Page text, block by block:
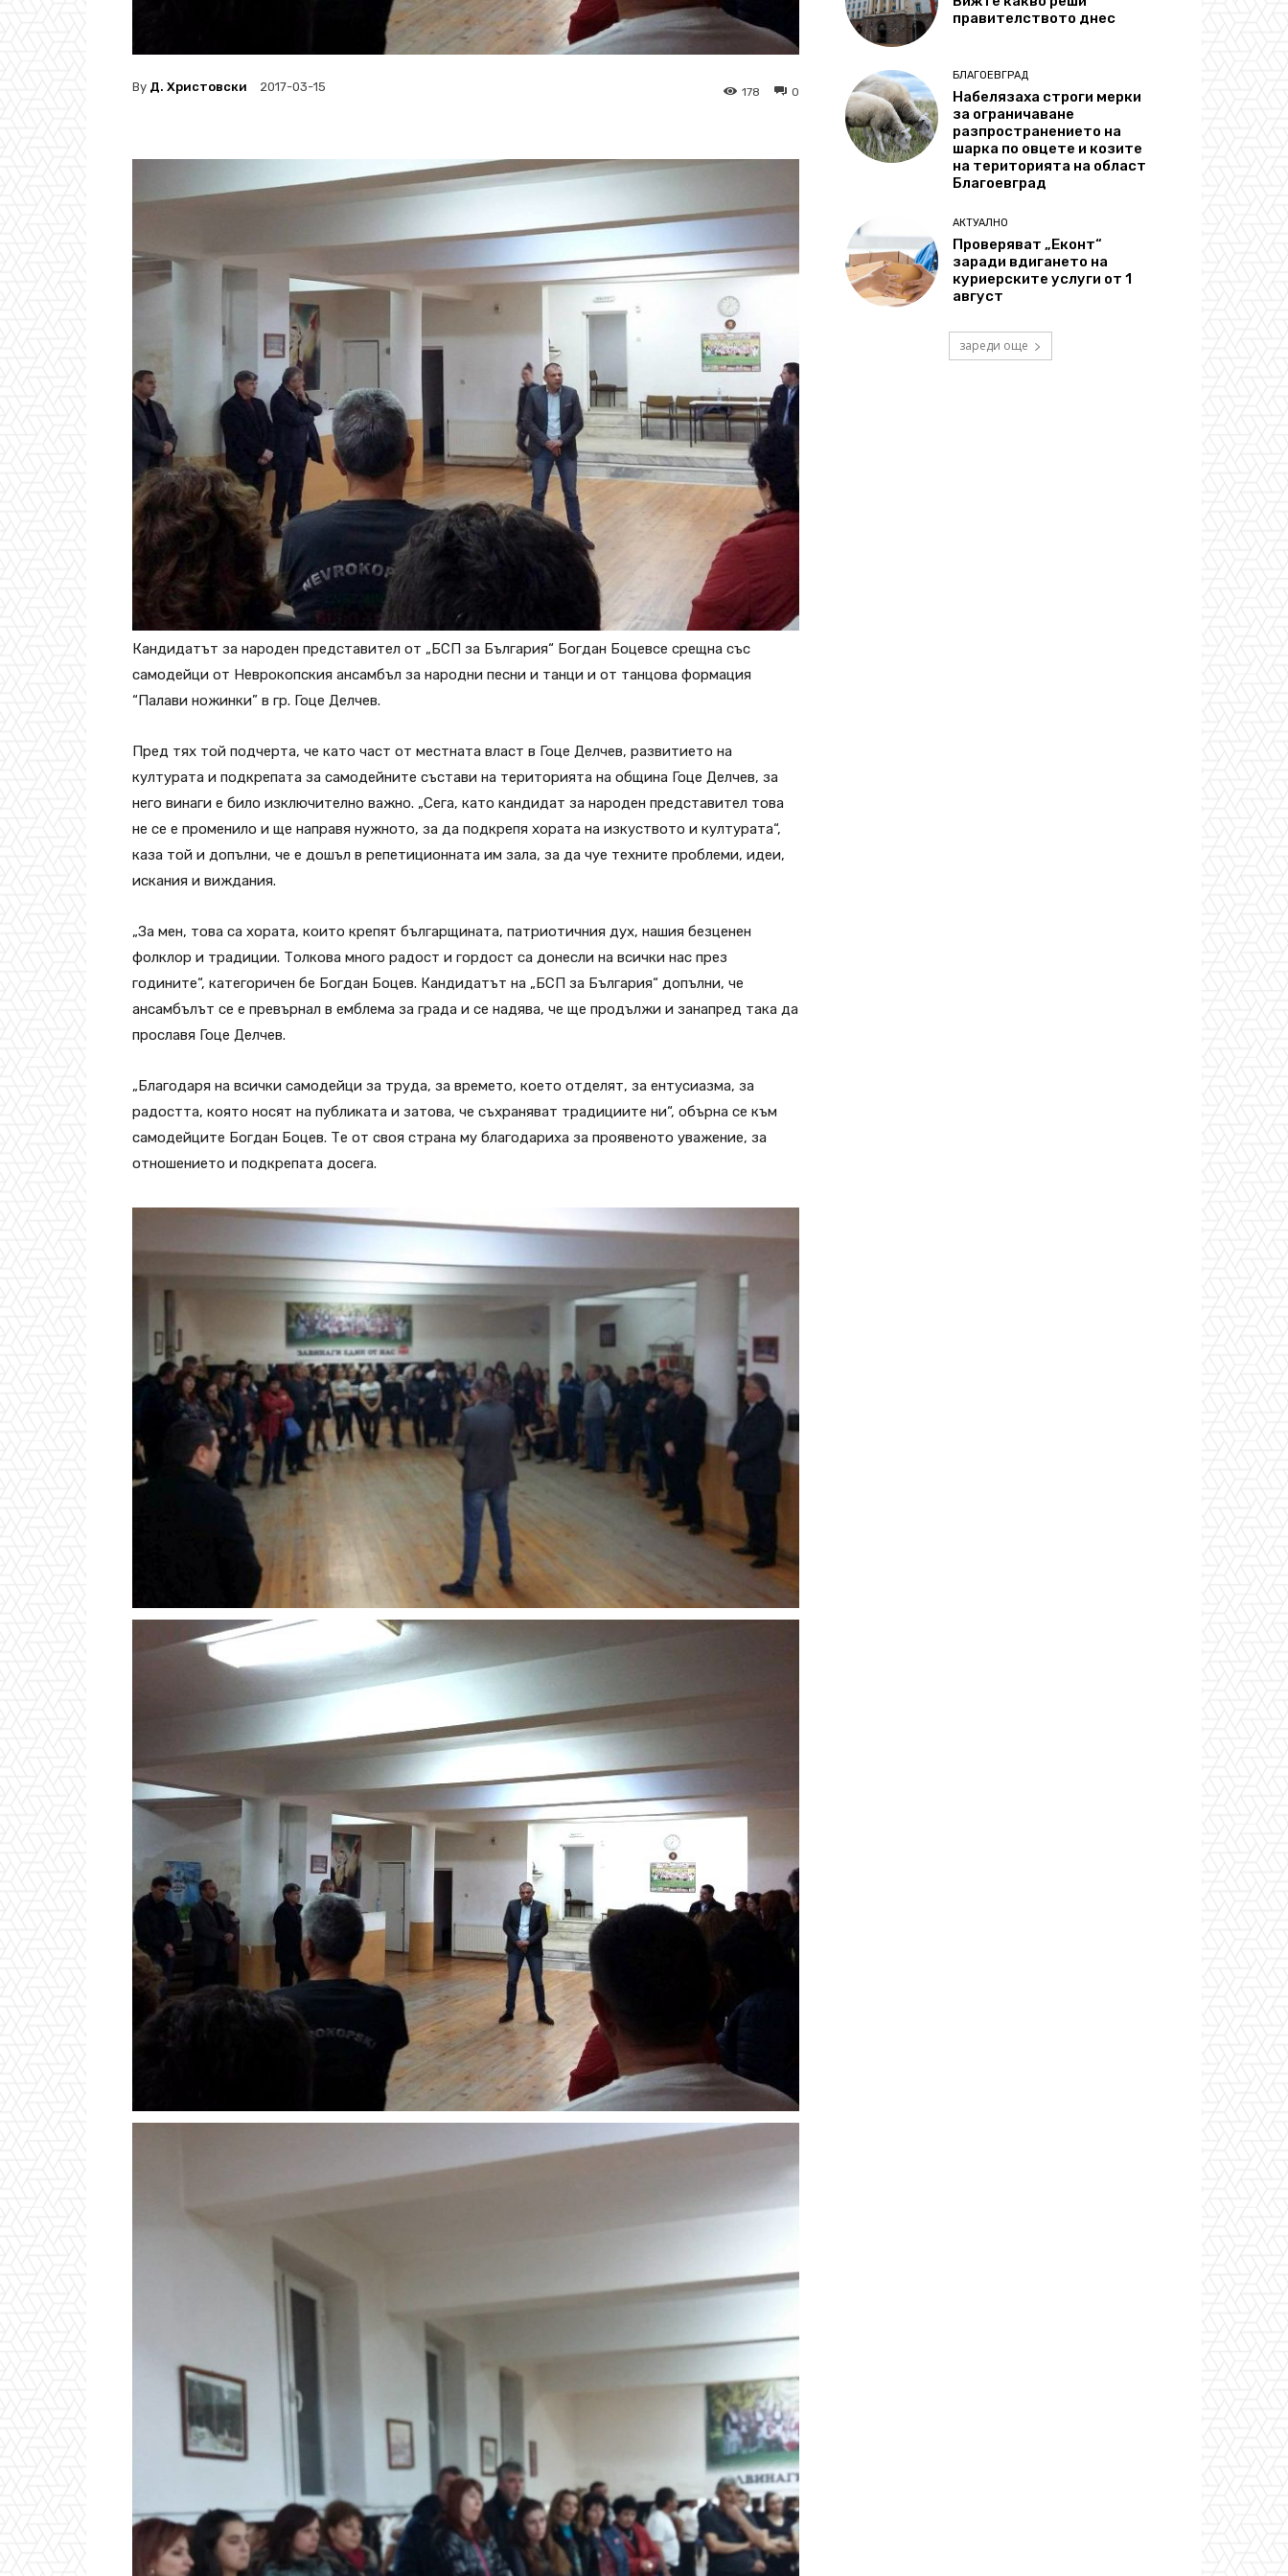
By Д. Христовски 2017-03-15 0
178
Кандидатът за народен представител от „БСП за България“ Богдан Боцевсе срещна със
самодейци от Неврокопския ансамбъл за народни песни и танци и от танцова формация
“Палави ножинки” в гр. Гоце Делчев.
Пред тях той подчерта, че като част от местната власт в Гоце Делчев, развитието на
културата и подкрепата за самодейните състави на територията на община Гоце Делчев, за
него винаги е било изключително важно. „Сега, като кандидат за народен представител това
не се е променило и ще направя нужното, за да подкрепя хората на изкуството и културата“,
каза той и допълни, че е дошъл в репетиционната им зала, за да чуе техните проблеми, идеи,
искания и виждания.
„За мен, това са хората, които крепят българщината, патриотичния дух, нашия безценен
фолклор и традиции. Толкова много радост и гордост са донесли на всички нас през
годините“, категоричен бе Богдан Боцев. Кандидатът на „БСП за България“ допълни, че
ансамбълът се е превърнал в емблема за града и се надява, че ще продължи и занапред така да
прославя Гоце Делчев.
„Благодаря на всички самодейци за труда, за времето, което отделят, за ентусиазма, за
радостта, която носят на публиката и затова, че съхраняват традициите ни“, обърна се към
самодейците Богдан Боцев. Те от своя страна му благодариха за проявеното уважение, за
отношението и подкрепата досега.
правителството днес
БЛАГОЕВГРАД
Набелязаха строги мерки
за ограничаване
разпространението на
шарка по овцете и козите
на територията на област
Благоевград
АКТУАЛНО
Проверяват „Еконт“
заради вдигането на
куриерските услуги от 1
август
зареди още